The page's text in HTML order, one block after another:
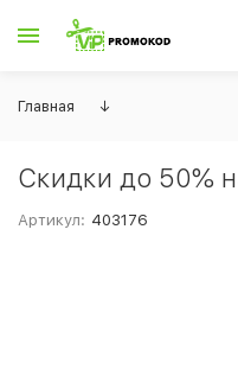
Главная ↓
Скидки до 50%
Артикул: 403176